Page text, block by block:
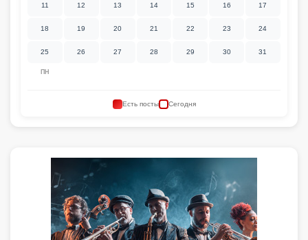
ПН
11 12 13 14 15 16 17
18 19 20 21 22 23 24
25 26 27 28 29 30 31
Есть посты Сегодня